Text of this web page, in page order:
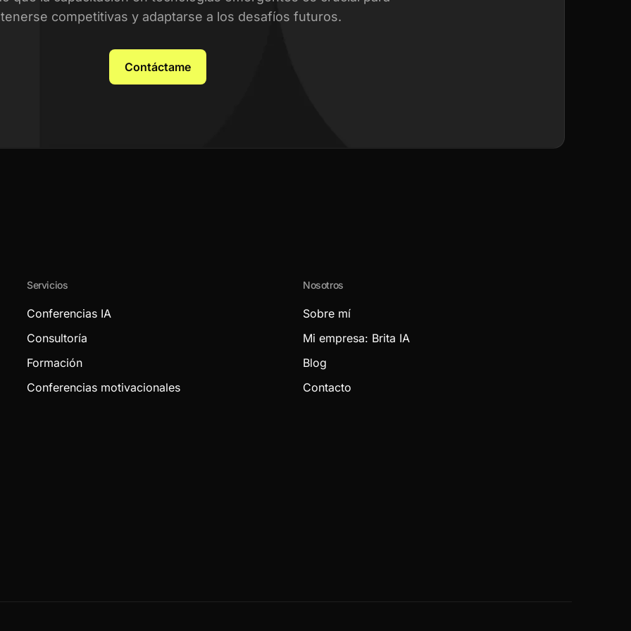
competitivas y adaptarse a los desafíos futuros.
Contáctame
Servicios
Conferencias IA
Consultoría
Formación
Conferencias motivacionales
Nosotros
Sobre mí
Mi empresa: Brita IA
Blog
Contacto